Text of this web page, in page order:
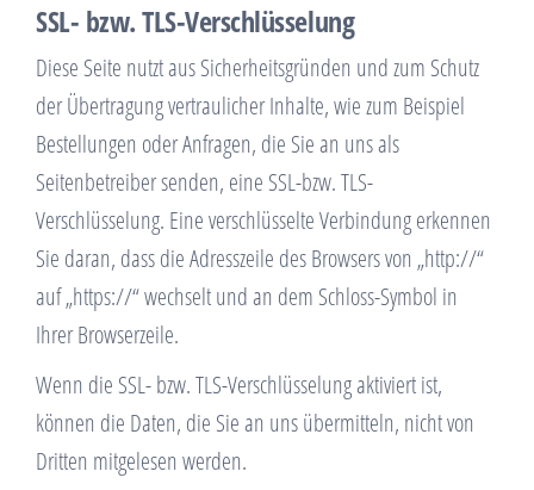
SSL- bzw. TLS-Verschlüsselung
Diese Seite nutzt aus Sicherheitsgründen und zum Schutz
der Übertragung vertraulicher Inhalte, wie zum Beispiel
Bestellungen oder Anfragen, die Sie an uns als
Seitenbetreiber senden, eine SSL-bzw. TLS-
Verschlüsselung. Eine verschlüsselte Verbindung erkennen
Sie daran, dass die Adresszeile des Browsers von „http://“
auf „https://“ wechselt und an dem Schloss-Symbol in
Ihrer Browserzeile.
Wenn die SSL- bzw. TLS-Verschlüsselung aktiviert ist,
können die Daten, die Sie an uns übermitteln, nicht von
Dritten mitgelesen werden.